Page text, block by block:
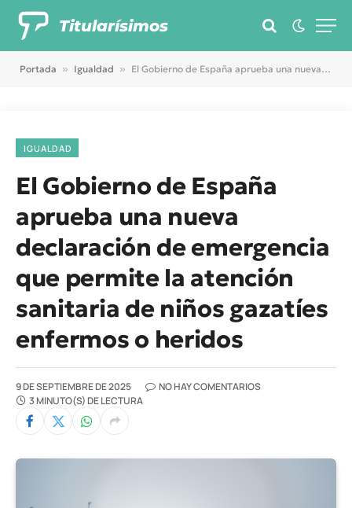
Titularísimos
Portada » Igualdad » El Gobierno de España aprueba una nueva declaración de emergencia que permite la atención sanitaria de niños gazatíes enfermos o heridos
IGUALDAD
El Gobierno de España
aprueba una nueva
declaración de emergencia
que permite la atención
sanitaria de niños gazatíes
enfermos o heridos
9 DE SEPTIEMBRE DE 2025
NO HAY COMENTARIOS
3 MINUTO(S) DE LECTURA